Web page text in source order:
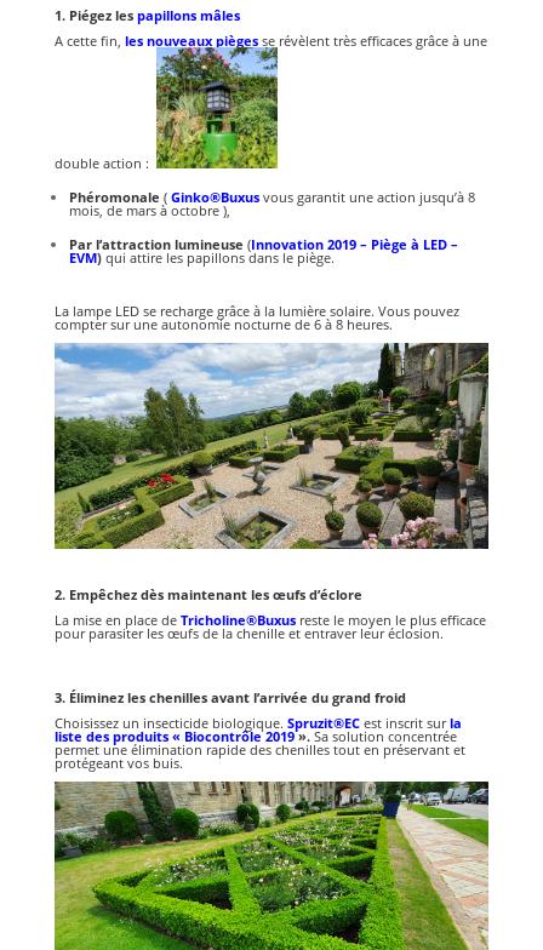
1. Piégez les papillons mâles
A cette fin, les nouveaux piègesse révèlent très efficaces grâce à une
double action :
Phéromonale ( Ginko®Buxus vous garantit une action jusqu’à 8
mois, de mars à octobre ),
Par l’attraction lumineuse (Innovation 2019– Piège à LED –
EVM)qui attire les papillons dans le piège.
La lampe LED se recharge grâce à la lumière solaire. Vous pouvez
compter sur une autonomie nocturne de 6 à 8 heures.
2. Empêchez dès maintenant les œufs d’éclore
La mise en place de Tricholine®Buxusreste le moyen le plus efficace
pour parasiter les œufs de la chenille et entraver leur éclosion.
3. Éliminez les chenilles avant l’arrivée du grand froid
Choisissez un insecticide biologique. Spruzit®ECest inscrit surla
liste des produits « Biocontrôle 2019». Sa solution concentrée
permet une élimination rapide des chenilles tout en préservant et
protégeant vos buis.